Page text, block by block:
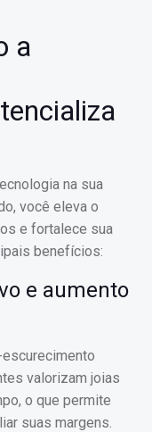
a
na sua
você eleva o
e fortalece sua
benefícios:
e aumento
valorizam joias
o que permite
suas margens.